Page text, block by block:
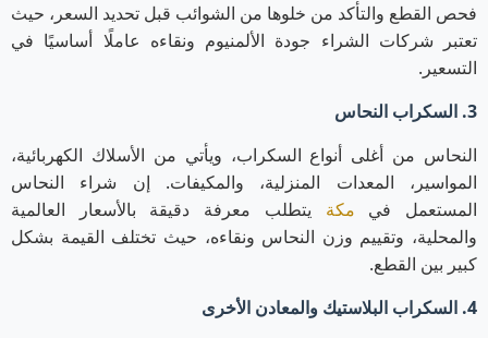
فحص القطع والتأكد من خلوها من الشوائب قبل تحديد السعر، حيث
تعتبر شركات الشراء جودة الألمنيوم ونقاءه عاملًا أساسيًا في
التسعير.
3. السكراب النحاس
النحاس من أغلى أنواع السكراب، ويأتي من الأسلاك الكهربائية،
المواسير، المعدات المنزلية، والمكيفات. إن شراء النحاس
المستعمل في مكة يتطلب معرفة دقيقة بالأسعار العالمية
والمحلية، وتقييم وزن النحاس ونقاءه، حيث تختلف القيمة بشكل
كبير بين القطع.
4. السكراب البلاستيك والمعادن الأخرى